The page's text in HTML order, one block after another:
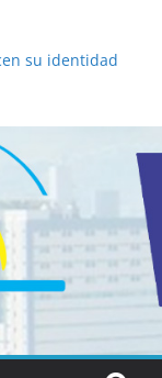
su identidad
que tiene
en
visitantes y
de
Película Toy